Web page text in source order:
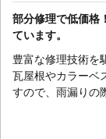
部分修理で低価格
ています。
豊富な修理技術を
瓦屋根やカラーベ
すので、雨漏りの